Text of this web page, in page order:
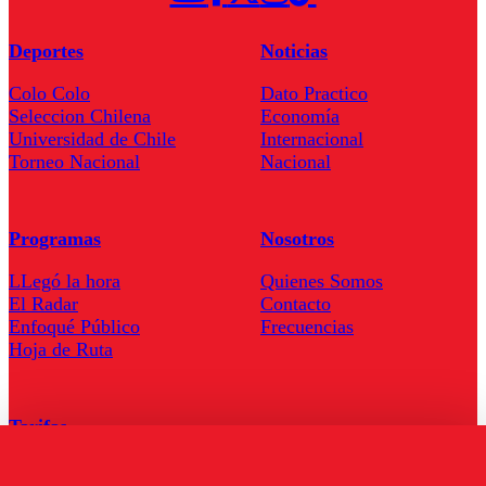
Deportes
Colo Colo
Seleccion Chilena
Universidad de Chile
Torneo Nacional
Noticias
Dato Practico
Economía
Internacional
Nacional
Programas
LLegó la hora
El Radar
Enfoqué Público
Hoja de Ruta
Nosotros
Quienes Somos
Contacto
Frecuencias
Tarifas